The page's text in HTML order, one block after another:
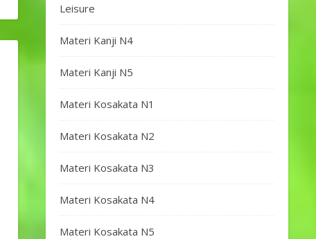
Leisure
Materi Kanji N4
Materi Kanji N5
Materi Kosakata N1
Materi Kosakata N2
Materi Kosakata N3
Materi Kosakata N4
Materi Kosakata N5